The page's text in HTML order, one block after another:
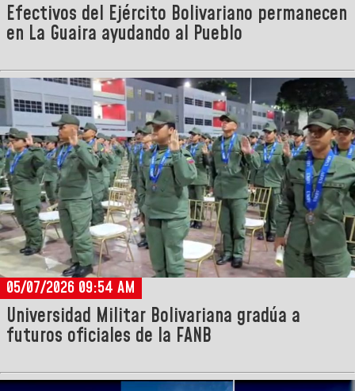
Efectivos del Ejército Bolivariano permanecen
en La Guaira ayudando al Pueblo
05/07/2026 09:54 AM
Universidad Militar Bolivariana gradúa a
futuros oficiales de la FANB